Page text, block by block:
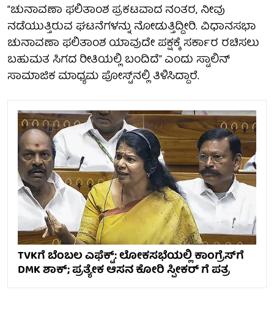
“ಚುನಾವಣಾ ಫಲಿತಾಂಶ ಪ್ರಕಟವಾದ ನಂತರ, ನೀವು
ನಡೆಯುತ್ತಿರುವ ಘಟನೆಗಳನ್ನು ನೋಡುತ್ತಿದ್ದೀರಿ. ವಿಧಾನಸಭಾ
ಚುನಾವಣಾ ಫಲಿತಾಂಶ ಯಾವುದೇ ಪಕ್ಷಕ್ಕೆ ಸರ್ಕಾರ ರಚಿಸಲು
ಬಹುಮತ ಸಿಗದ ರೀತಿಯಲ್ಲಿ ಬಂದಿದೆ” ಎಂದು ಸ್ಟಾಲಿನ್
ಸಾಮಾಜಿಕ ಮಾಧ್ಯಮ ಪೋಸ್ಟ್‌ನಲ್ಲಿ ತಿಳಿಸಿದ್ದಾರೆ.
TVKಗೆ ಬೆಂಬಲ ಎಫೆಕ್ಟ್: ಲೋಕಸಭೆಯಲ್ಲಿ ಕಾಂಗ್ರೆಸ್​​ಗೆ
DMK ಶಾಕ್; ಪ್ರತ್ಯೇಕ ಆಸನ ಕೋರಿ ಸ್ಪೀಕರ್ ಗೆ ಪತ್ರ